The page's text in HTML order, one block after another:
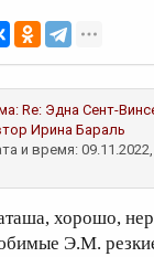
Re: Эдна Сент-
Ирина Бараль
и время:
хорошо,
Э.М.